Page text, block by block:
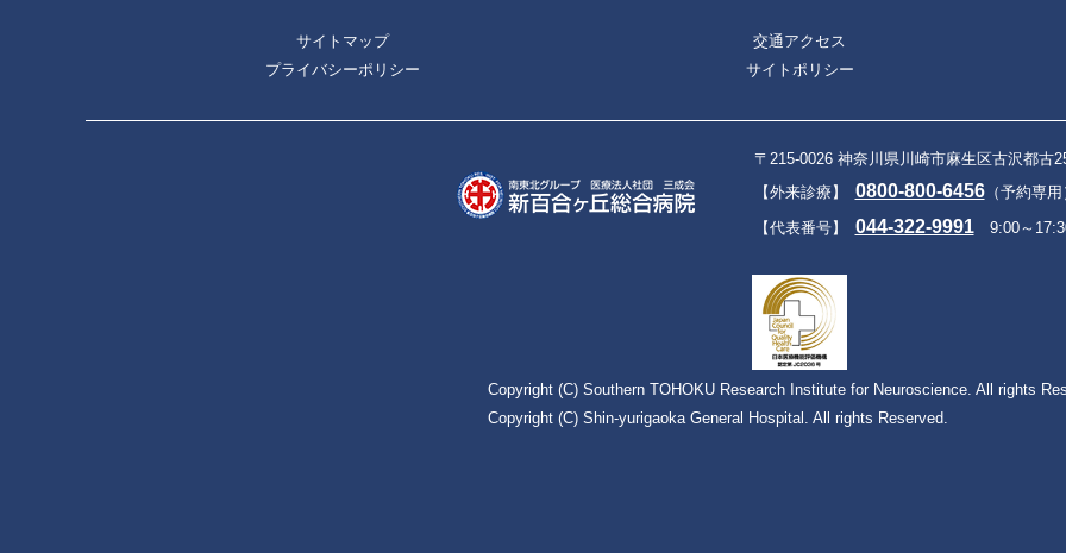
サイトマップ
交通アクセス
プライバシーポリシー
サイトポリシー
〒215-0026 神奈川県川崎市麻生区古沢都古
【外来診療】 0800-800-6456（予約専用
【代表番号】 044-322-99919:00～
Copyright (C) Southern TOHOKU Research Institute for Neuroscience. All rights
Copyright (C) Shin-yurigaoka General Hospital. All rights Reserved.